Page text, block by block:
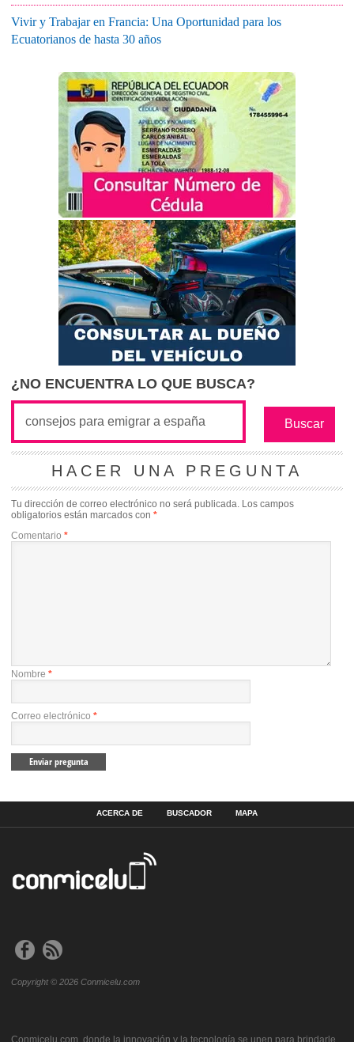
Vivir y Trabajar en Francia: Una Oportunidad para los
Ecuatorianos de hasta 30 años
¿NO ENCUENTRA LO QUE BUSCA?
HACER UNA PREGUNTA
Tu dirección de correo electrónico no será publicada. Los campos
obligatorios están marcados con *
Comentario *
Nombre *
Correo electrónico *
ACERCA DE BUSCADOR MAPA
Copyright © 2026 Conmicelu.com
Conmicelu.com, donde la innovación y la tecnología se unen para brindarle